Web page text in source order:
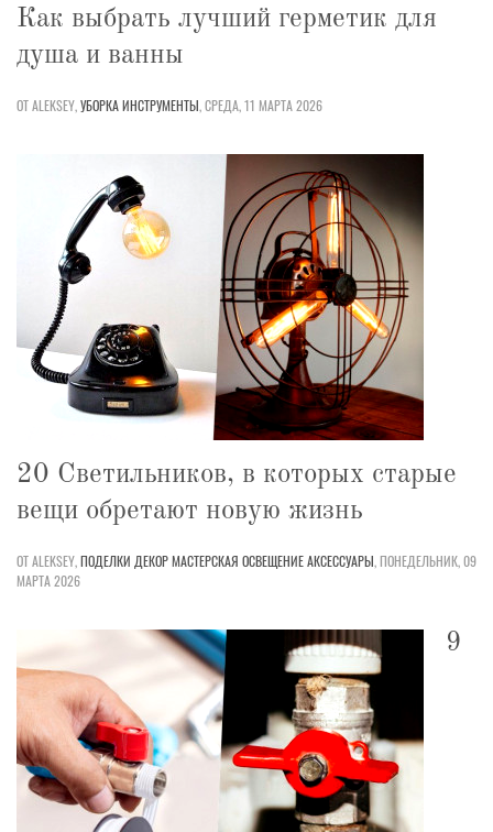
Как выбрать лучший герметик для
душа и ванны
ОТ ALEKSEY,УБОРКАИНСТРУМЕНТЫ,СРЕДА, 11 МАРТА 2026
20 Светильников, в которых старые
вещи обретают новую жизнь
ОТ ALEKSEY,ПОДЕЛКИ ДЕКОРМАСТЕРСКАЯ ОСВЕЩЕНИЕАКСЕССУАРЫ,ПОНЕДЕЛЬНИК, 09
МАРТА 2026
9